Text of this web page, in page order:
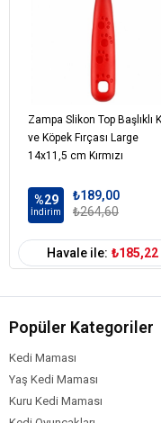
Zampa Slikon Top Başlıklı
ve Köpek Fırçası Large
14x11,5 cm Kırmızı
%29
İndirim
₺189,00
₺264,60
Havale ile: ₺185,22
Popüler Kategoriler
Kedi Maması
Yaş Kedi Maması
Kuru Kedi Maması